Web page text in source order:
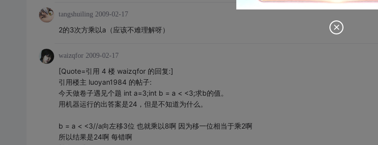
tangshuiling 2009-02-17
2的3次方乘以a（应该不难理解呀）
waizqfor 2009-02-17
[Quote=引用 4 楼 waizqfor 的回复:]
引用楼主 luoyan1984 的帖子:
今天做卷子遇见个题 int a=3;int b = a < <3;求b的值。
用机器运行的出答案是24，但是不知道为什么。
b = a < <3//a向左移3位 也就乘以8啊 因为移一位相当于乘2啊
所以结果是24啊 每错啊